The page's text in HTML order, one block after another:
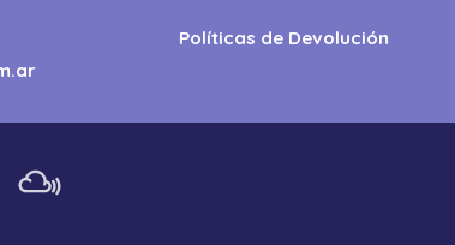
Políticas de Devolución